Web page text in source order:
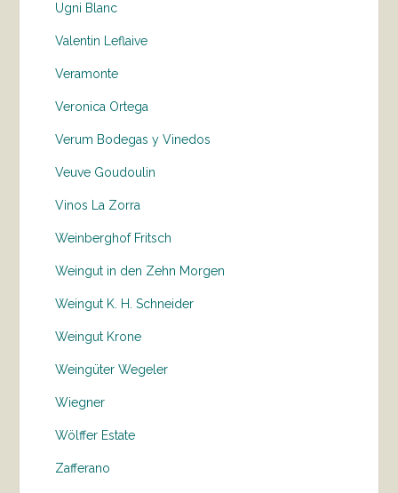
Ugni Blanc
Valentin Leflaive
Veramonte
Veronica Ortega
Verum Bodegas y Vinedos
Veuve Goudoulin
Vinos La Zorra
Weinberghof Fritsch
Weingut in den Zehn Morgen
Weingut K. H. Schneider
Weingut Krone
Weingüter Wegeler
Wiegner
Wölffer Estate
Zafferano